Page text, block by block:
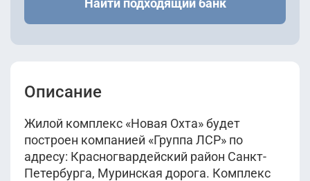
Найти подходящий банк
Описание
Жилой комплекс «Новая Охта» будет
построен компанией «Группа ЛСР» по
адресу: Красногвардейский район Санкт-
Петербурга, Муринская дорога. Комплекс